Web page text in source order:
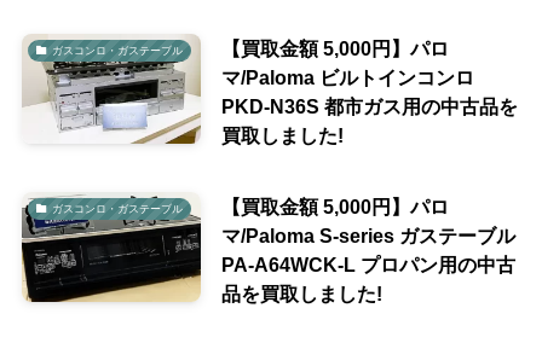
ガスコンロ・ガステーブル
【買取金額 5,000円】パロ
マ/Paloma ビルトインコンロ
PKD-N36S 都市ガス用の中古品を
買取しました!
ガスコンロ・ガステーブル
【買取金額 5,000円】パロ
マ/Paloma S-series ガステーブル
PA-A64WCK-L プロパン用の中古
品を買取しました!